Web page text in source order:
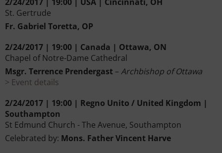
St. Gertrude
Fr. Gabriel Toretta, OP
2/24/2017 | 19:00 | Canada | Ottawa, ON
Chapel of Notre-Dame Cathedral
Msgr. Terrence Prendergast – Archbishop of Ottawa
Event details
2/24/2017 | 19:00 | Regno Unito / United Kingdom |
Southampton
St Edmund Church - The Avenue, Southampton
Celebrated by: Mons. Father Vincent Harve